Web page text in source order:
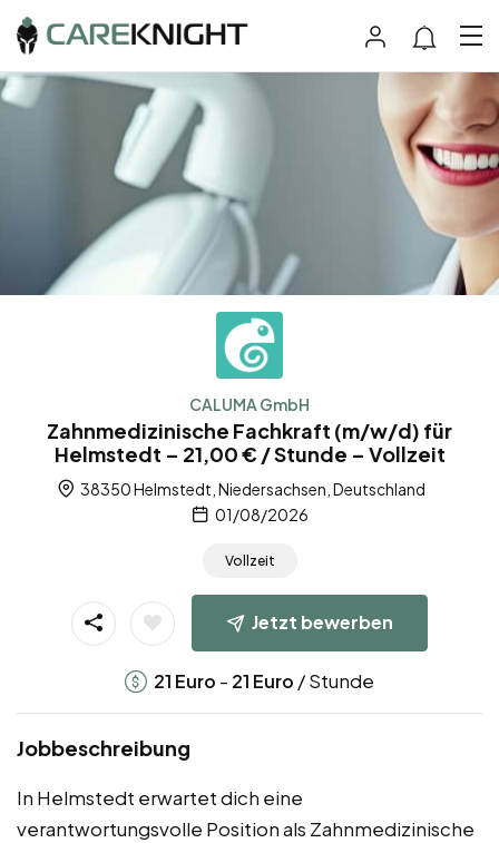
CALUMA GmbH
Zahnmedizinische Fachkraft (m/w/d) für
Helmstedt – 21,00 € / Stunde – Vollzeit
38350 Helmstedt, Niedersachsen, Deutschland
01/08/2026
Vollzeit
Jetzt bewerben
21 Euro - 21 Euro / Stunde
Jobbeschreibung
In Helmstedt erwartet dich eine
verantwortungsvolle Position als Zahnmedizinische